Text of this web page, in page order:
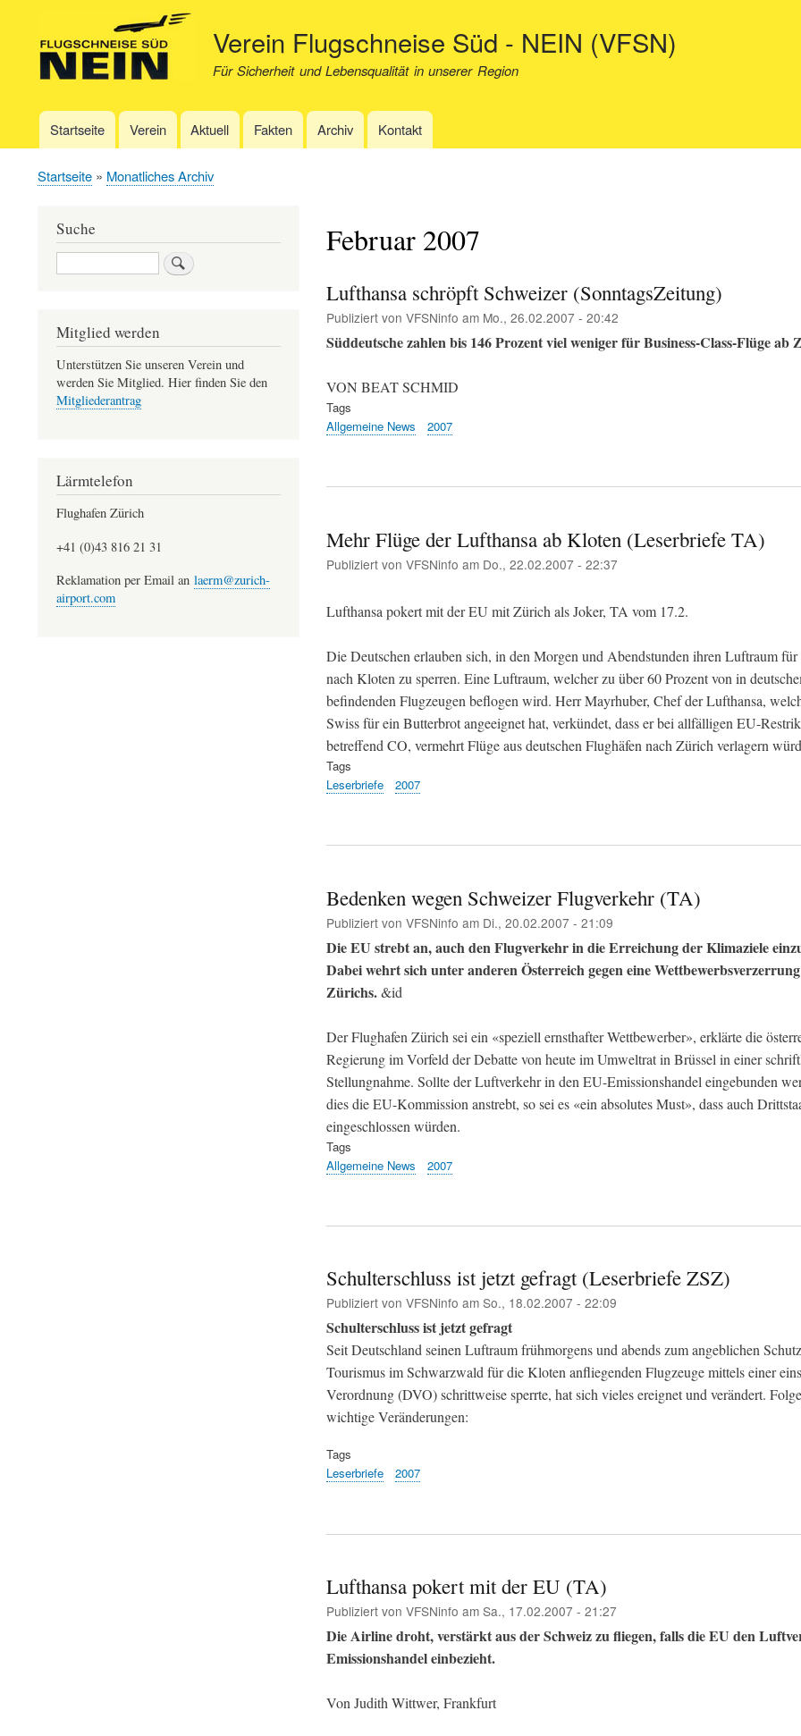
zum
Inhalt
Verein Flugschneise Süd - NEIN (VFSN)
Für Sicherheit und Lebensqualität in unserer Region
Hauptnavigation
Startseite Verein Aktuell Fakten Archiv Kontakt
Pfadnavigation
Startseite Monatliches Archiv
Februar 2007
Lufthansa schröpft Schweizer (SonntagsZeitung)
Publiziert von VFSNinfo am Mo., 26.02.2007 - 20:42
Süddeutsche zahlen bis 146 Prozent viel weniger für Business-Class-Flüge ab
VON BEAT SCHMID
Tags
Allgemeine News
2007
Mehr Flüge der Lufthansa ab Kloten (Leserbriefe TA)
Publiziert von VFSNinfo am Do., 22.02.2007 - 22:37
Lufthansa pokert mit der EU mit Zürich als Joker, TA vom 17.2.
Die Deutschen erlauben sich, in den Morgen und Abendstunden ihren Luftraum
nach Kloten zu sperren. Eine Luftraum, welcher zu über 60 Prozent von in
befindenden Flugzeugen beflogen wird. Herr Mayrhuber, Chef der Lufthansa,
Swiss für ein Butterbrot angeeignet hat, verkündet, dass er bei allfälligen EU-
betreffend CO, vermehrt Flüge aus deutschen Flughäfen nach Zürich verlagern
Tags
Leserbriefe
2007
Bedenken wegen Schweizer Flugverkehr (TA)
Publiziert von VFSNinfo am Di., 20.02.2007 - 21:09
Die EU strebt an, auch den Flugverkehr in die Erreichung der Klimaziele
Dabei wehrt sich unter anderen Österreich gegen eine
Zürichs.&id
Der Flughafen Zürich sei ein «speziell ernsthafter Wettbewerber», erklärte die
Regierung im Vorfeld der Debatte von heute im Umweltrat in Brüssel in einer
Stellungnahme. Sollte der Luftverkehr in den EU-Emissionshandel eingebunden
dies die EU-Kommission anstrebt, so sei es «ein absolutes Must», dass auch
eingeschlossen würden.
Tags
Allgemeine News
2007
Schulterschluss ist jetzt gefragt (Leserbriefe ZSZ)
Publiziert von VFSNinfo am So., 18.02.2007 - 22:09
Schulterschluss ist jetzt gefragt
Seit Deutschland seinen Luftraum frühmorgens und abends zum angeblichen
Tourismus im Schwarzwald für die Kloten anfliegenden Flugzeuge mittels einer
Verordnung (DVO) schrittweise sperrte, hat sich vieles ereignet und verändert.
wichtige Veränderungen:
Tags
Leserbriefe
2007
Lufthansa pokert mit der EU (TA)
Publiziert von VFSNinfo am Sa., 17.02.2007 - 21:27
Die Airline droht, verstärkt aus der Schweiz zu fliegen, falls die EU den
Emissionshandel einbezieht.
Von Judith Wittwer, Frankfurt
Suche
Suche
Mitglied werden
Unterstützen Sie unseren Verein und
werden Sie Mitglied. Hier finden Sie den
Mitgliederantrag
Lärmtelefon
Flughafen Zürich
+41 (0)43 816 21 31
Reklamation per Email an laerm@zurich-
airport.com